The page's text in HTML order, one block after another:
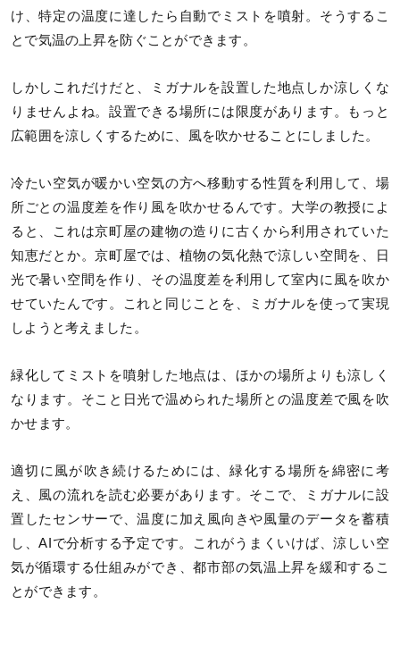
け、特定の温度に達したら自動でミストを噴射。そうするこ
とで気温の上昇を防ぐことができます。
しかしこれだけだと、ミガナルを設置した地点しか涼しくな
りませんよね。設置できる場所には限度があります。もっと
広範囲を涼しくするために、風を吹かせることにしました。
冷たい空気が暖かい空気の方へ移動する性質を利用して、場
所ごとの温度差を作り風を吹かせるんです。大学の教授によ
ると、これは京町屋の建物の造りに古くから利用されていた
知恵だとか。京町屋では、植物の気化熱で涼しい空間を、日
光で暑い空間を作り、その温度差を利用して室内に風を吹か
せていたんです。これと同じことを、ミガナルを使って実現
しようと考えました。
緑化してミストを噴射した地点は、ほかの場所よりも涼しく
なります。そこと日光で温められた場所との温度差で風を吹
かせます。
適切に風が吹き続けるためには、緑化する場所を綿密に考
え、風の流れを読む必要があります。そこで、ミガナルに設
置したセンサーで、温度に加え風向きや風量のデータを蓄積
し、AIで分析する予定です。これがうまくいけば、涼しい空
気が循環する仕組みができ、都市部の気温上昇を緩和するこ
とができます。